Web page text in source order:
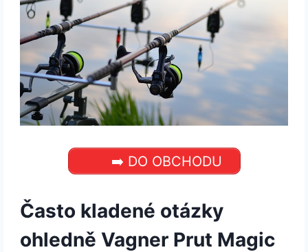
➡️ DO OBCHODU
Často kladené otázky
ohledně Vagner Prut Magic